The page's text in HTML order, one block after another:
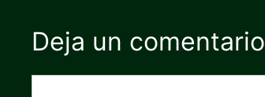
Deja un comentario